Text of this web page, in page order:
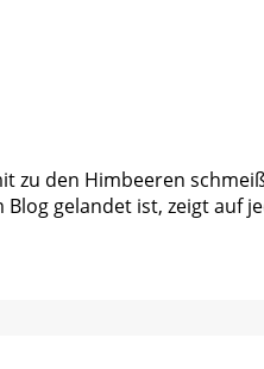
zu den Himbeeren
gelandet ist, zeigt auf